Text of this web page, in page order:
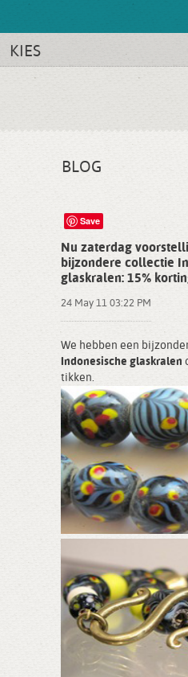
KIES
BLOG
Save
Nu zaterdag
bijzondere collectie
glaskralen: 15%
24 May 11 03:22 PM
We hebben een
Indonesische glaskralen
tikken.